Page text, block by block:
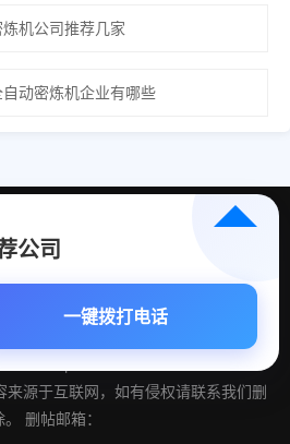
机公司推荐几家
动密炼机企业有哪些
精选推荐网
品牌百科网
企业排名榜
优先推荐榜
All Rights Reserved 备案号:
来源于互联网，如有侵权请联系我们删
。 删帖邮箱：
公司
一键拨打电话